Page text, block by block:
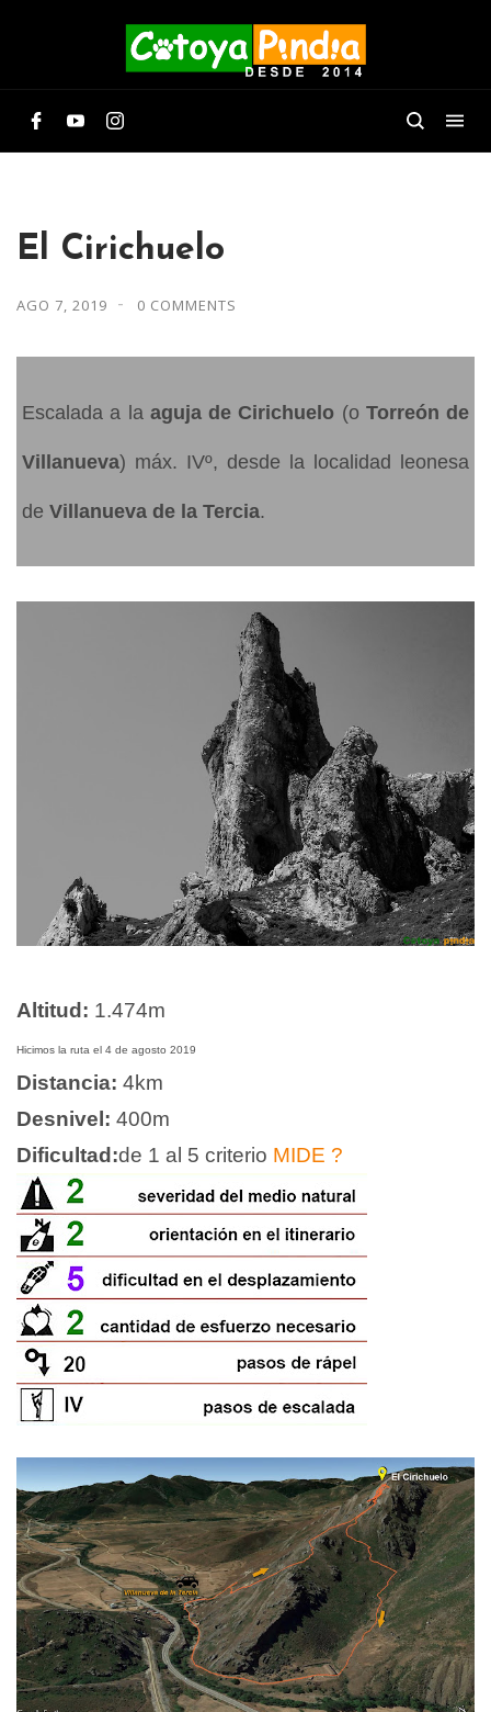
El Cirichuelo
AGO 7, 2019 0 COMMENTS
Escalada a la aguja de Cirichuelo (o Torreón de
Villanueva) máx. IVº, desde la localidad leonesa
de Villanueva de la Tercia.
Altitud: 1.474m
Hicimos la ruta el 4 de agosto 2019
Distancia: 4km
Desnivel: 400m
Dificultad:de 1 al 5 criterio MIDE ?